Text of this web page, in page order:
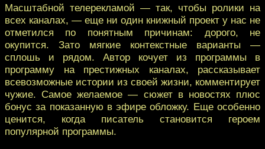
Масштабной телерекламой — так, чтобы ролики на
всех каналах, — еще ни один книжный проект у нас не
отметился по понятным причинам: дорого, не
окупится. Зато мягкие контекстные варианты —
сплошь и рядом. Автор кочует из программы в
программу на престижных каналах, рассказывает
всевозможные истории из своей жизни, комментирует
чужие. Самое желаемое — сюжет в новостях плюс
бонус за показанную в эфире обложку. Еще особенно
ценится, когда писатель становится героем
популярной программы.